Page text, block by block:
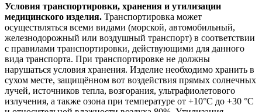
Условия транспортировки, хранения и утилизации
медицинского изделия. Транспортировка может
осуществляться всеми видами (морской, автомобильный,
железнодорожный или воздушный транспорт) в соответствии
с правилами транспортировки, действующими для данного
вида транспорта. При транспортировке не должны
нарушаться условия хранения. Изделие необходимо хранить в
сухом месте, защищённом вот воздействия прямых солнечных
лучей, источников тепла, возгорания, ультрафиолетового
излучения, а также озона при температуре от +10°C до +30 °C